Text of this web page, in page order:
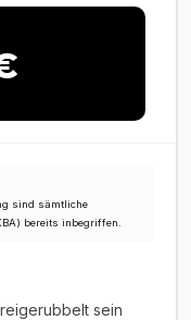
sind sämtliche
bereits inbegriffen.
sein